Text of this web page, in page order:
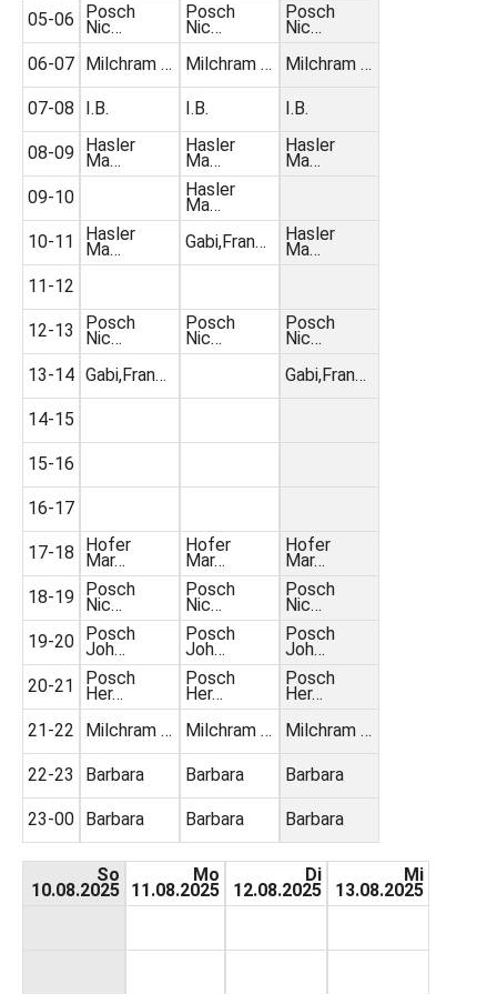
05-06
06-07
07-08
08-09
09-10
10-11
11-12
12-13
13-14
14-15
15-16
16-17
17-18
18-19
19-20
20-21
21-22
22-23
23-00
Posch
Nic…
Milchram …
I.B.
Hasler
Ma…
Hasler
Ma…
Posch
Nic…
Gabi,Fran…
Hofer
Mar…
Posch
Nic…
Posch
Joh…
Posch
Her…
Milchram …
Barbara
Barbara
Posch
Nic…
Milchram …
I.B.
Hasler
Ma…
Hasler
Ma…
Gabi,Fran…
Posch
Nic…
Hofer
Mar…
Posch
Nic…
Posch
Joh…
Posch
Her…
Milchram …
Barbara
Barbara
Posch
Nic…
Milchram …
I.B.
Hasler
Ma…
Hasler
Ma…
Posch
Nic…
Gabi,Fran…
Hofer
Mar…
Posch
Nic…
Posch
Joh…
Posch
Her…
Milchram …
Barbara
Barbara
So
10.08.2025
Mo
11.08.2025
Di
12.08.2025
Mi
13.08.2025